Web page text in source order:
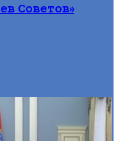
Советов»